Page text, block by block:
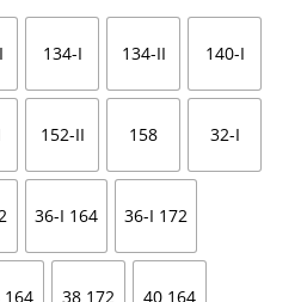
134-I 134-II 140-I
152-II 158 32-I
36-I 164 36-I 172
164 38 172 40 164